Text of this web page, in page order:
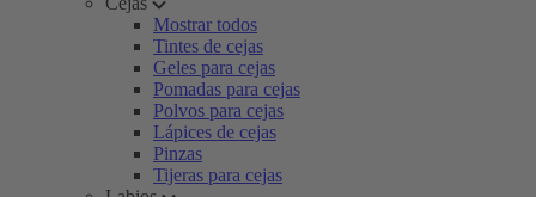
Mostrar todos
Tintes de cejas
Geles para cejas
Pomadas para cejas
Polvos para cejas
Lápices de cejas
Pinzas
Tijeras para cejas